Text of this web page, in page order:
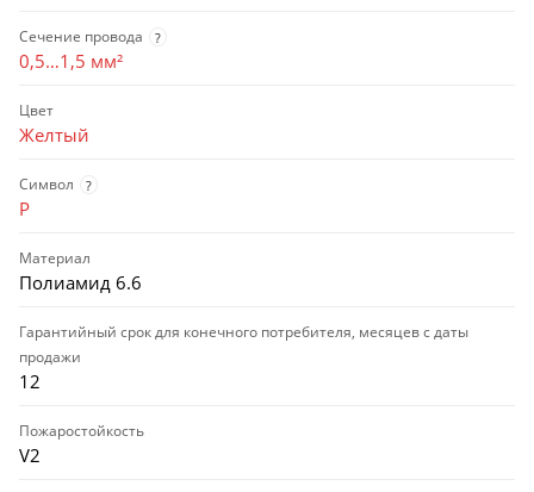
Сечение провода ?
0,5…1,5 мм²
Цвет
Желтый
Символ ?
P
Материал
Полиамид 6.6
Гарантийный срок для конечного потребителя, месяцев с даты
продажи
12
Пожаростойкость
V2